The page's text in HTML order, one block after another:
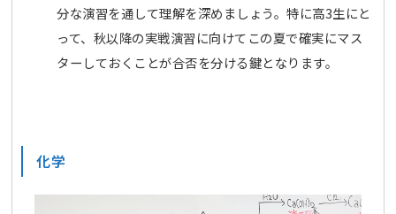
分な演習を通して理解を深めましょう。特に高3生にと
って、秋以降の実戦演習に向けてこの夏で確実にマス
ターしておくことが合否を分ける鍵となります。
化学